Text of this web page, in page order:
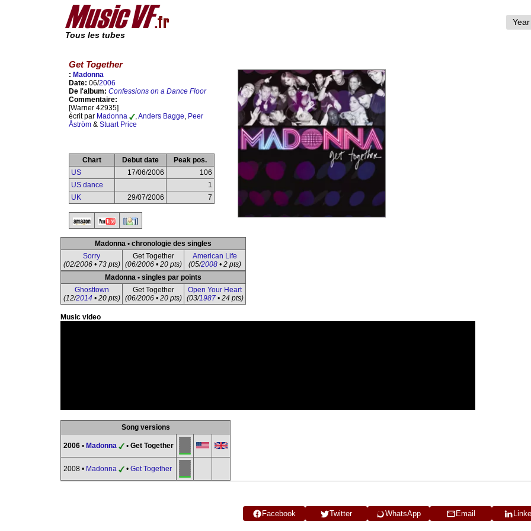
Tous les tubes
Get Together
: Madonna
Date: 06/2006
De l'album: Confessions on a Dance Floor
Commentaire:
[Warner 42935]
écrit par Madonna ,Anders Bagge, Peer
Åström & Stuart Price
Chart Debut date
Peak pos.
US
17/06/2006
106
US dance
1
UK
29/07/2006 7
Madonna • chronologie des singles
Sorry
(02/2006 • 73 pts)
Get Together
(06/2006 • 20 pts)
American Life
(05/2008 • 2 pts)
Madonna • singles par points
Ghosttown
(12/2014• 20 pts)
Get Together
(06/2006 • 20 pts)
Open Your Heart
(03/1987• 24 pts)
Music video
Song versions
2006 • Madonna • Get Together
2008 • Madonna • Get Together
Facebook Twitter WhatsApp Email